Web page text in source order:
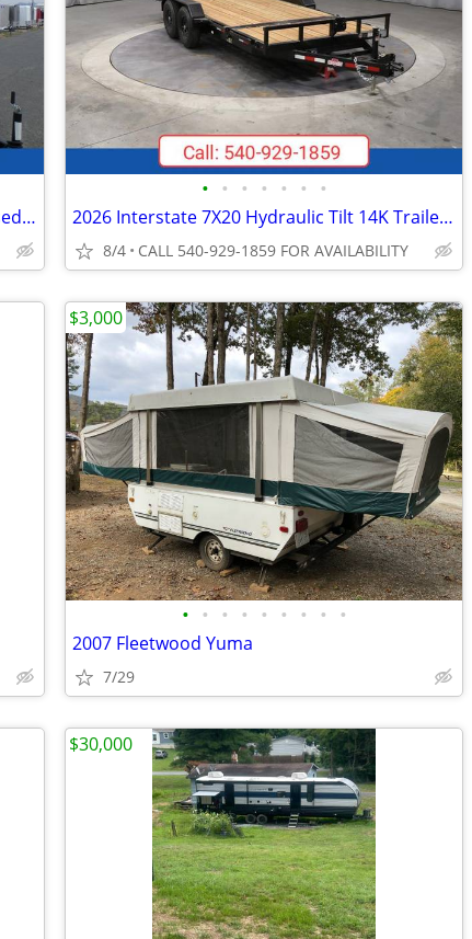
2026 Interstate 6X10 Victory VNose Enclosed Cargo Trailer White
• • • • • • •
2026 Interstate 7X20 Hydraulic Tilt 14K Trailer Black
8/4 CALL 540-929-1859 FOR AVAILABILITY
• • • • • • • • •
2007 Fleetwood Yuma
7/29
$3,000
$30,000